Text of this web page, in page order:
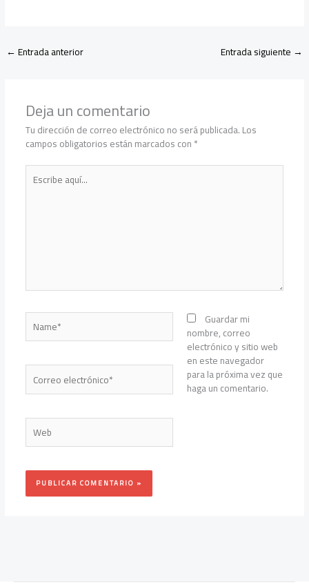
←Entrada anterior Entrada siguiente →
Deja un comentario
Tu dirección de correo electrónico no será publicada.Los
campos obligatorios están marcados con*
Escribe
aquí...
Name*
Correo
electrónico*
Web
Guardar mi
nombre, correo
electrónico y sitio web
en este navegador
para la próxima vez que
haga un comentario.